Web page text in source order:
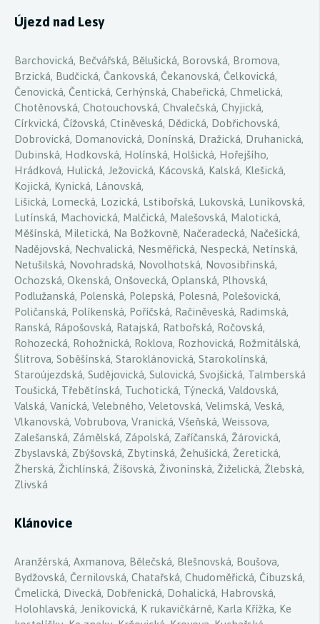
Újezd nad Lesy
Barchovická, Bečvářská, Bělušická, Borovská, Bromova,
Brzická, Budčická, Čankovská, Čekanovská, Čelkovická,
Čenovická, Čentická, Cerhýnská, Chabeřická, Chmelická,
Chotěnovská, Chotouchovská, Chvalečská, Chyjická,
Církvická, Čížovská, Ctiněveská, Dědická, Dobřichovská,
Dobrovická, Domanovická, Donínská, Dražická, Druhanická,
Dubinská, Hodkovská, Holínská, Holšická, Hořejšího,
Hrádková, Hulická, Ježovická, Kácovská, Kalská, Klešická,
Kojická, Kynická, Lánovská,
Lišická, Lomecká, Lozická, Lstibořská, Lukovská, Luníkovská,
Lutínská, Machovická, Malčická, Malešovská, Malotická,
Měšínská, Miletická, Na Božkovně, Načeradecká, Načešická,
Nadějovská, Nechvalická, Nesměřická, Nespecká, Netínská,
Netušilská, Novohradská, Novolhotská, Novosibřinská,
Ochozská, Okenská, Onšovecká, Oplanská, Plhovská,
Podlužanská, Polenská, Polepská, Polesná, Polešovická,
Poličanská, Políkenská, Poříčská, Račiněveská, Radimská,
Ranská, Rápošovská, Ratajská, Ratbořská, Ročovská,
Rohozecká, Rohožnická, Roklova, Rozhovická, Rožmitálská,
Šlitrova, Soběšínská, Staroklánovická, Starokolínská,
Staroújezdská, Sudějovická, Sulovická, Svojšická, Talmberská
Toušická, Třebětínská, Tuchotická, Týnecká, Valdovská,
Valská, Vanická, Velebného, Veletovská, Velimská, Veská,
Vlkanovská, Vobrubova, Vranická, Všeňská, Weissova,
Zalešanská, Zámělská, Zápolská, Zaříčanská, Žárovická,
Zbyslavská, Zbýšovská, Zbytinská, Žehušická, Žeretická,
Žherská, Žichlínská, Žíšovská, Živonínská, Žiželická, Žlebská,
Zlivská
Klánovice
Aranžérská, Axmanova, Bělečská, Blešnovská, Boušova,
Bydžovská, Černilovská, Chatařská, Chudoměřická, Čibuzská,
Čmelická, Divecká, Dobřenická, Dohalická, Habrovská,
Holohlavská, Jeníkovická, K rukavičkárně, Karla Křížka, Ke